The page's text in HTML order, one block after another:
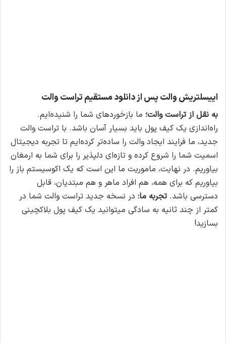
اییسلتریش والت پس از دانلود مستقیم تراست والت
به نقل از تراست والت؛ ما بازخوردهای شما را شنیده‌ایم.
راه‌اندازی یک کیف پول باید بسیار آسان باشد. با تراست والت
جدید، ما فرایند ایجاد والت را ساده‌تر کرده‌ایم تا تجربه دیجیتال
اسمیت شما را شروع کرده و تازه‌ای دلپذیر را برای شما به ارمغان
بیاوریم. در نهایت، ماموریت ما این است که یک اکوسیستم باز را
بیاوریم که برای همه، هم افراد ماهر و هم مبتدیان، قابل
دسترسی باشد. تجربه ما: در نسخه جدید تراست والت شما در
کمتر از چند ثانیه به سادگی میتوانید یک کیف پول بلاکچینی
بسازید!